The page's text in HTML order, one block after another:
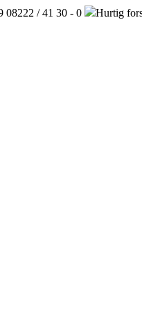
08222 / 41 30 - 0 Hurtig